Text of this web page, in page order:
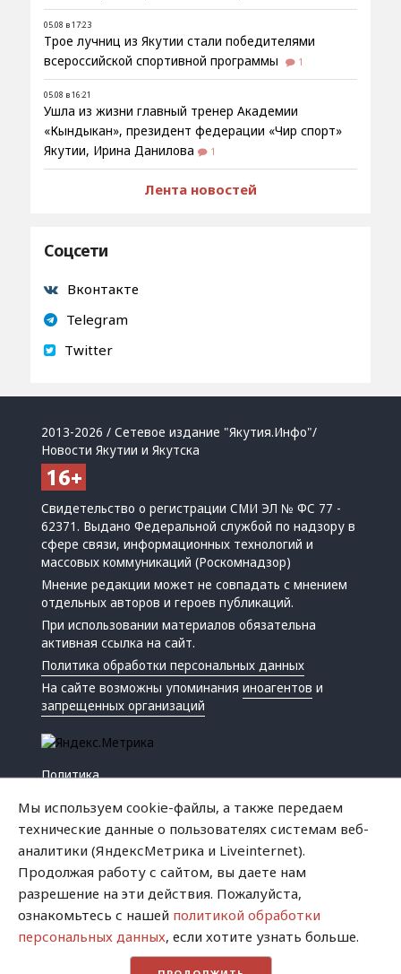
05.08 в 17:23
Трое лучниц из Якутии стали победителями
всероссийской спортивной программы
1
05.08 в 16:21
Ушла из жизни главный тренер Академии
«Кындыкан», президент федерации «Чир спорт»
Якутии, Ирина Данилова
1
Лента новостей
Соцсети
Вконтакте
Telegram
Twitter
2013-2026 / Сетевое издание "Якутия.Инфо"/
Новости Якутии и Якутска
Свидетельство о регистрации СМИ ЭЛ № ФС 77 -
62371. Выдано Федеральной службой по надзору в
сфере связи, информационных технологий и
массовых коммуникаций (Роскомнадзор)
Мнение редакции может не совпадать с мнением
отдельных авторов и героев публикаций.
При использовании материалов обязательна
активная ссылка на сайт.
Политика обработки персональных данных
На сайте возможны упоминанияиноагентов и
запрещенных организаций
Политика
Криминал
Успех
Хватит это терпеть
Мы используем cookie-файлы, а также передаем
технические данные о пользователях системам веб-
аналитики (ЯндексМетрика и Liveinternet).
Продолжая работу с сайтом, вы даете нам
разрешение на эти действия. Пожалуйста,
ознакомьтесь с нашей политикой обработки
персональных данных, если хотите узнать больше.